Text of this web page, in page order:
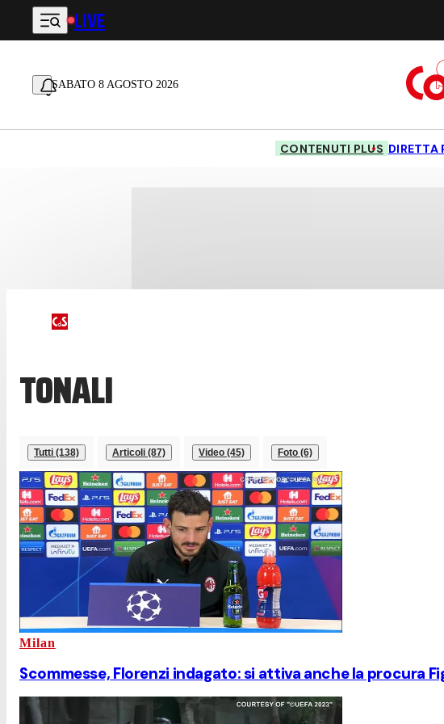
Vai al contenuto principale
LIVE
SABATO 8 AGOSTO 2026
CONTENUTI PLUS DIRETTA
TONALI
Tutti (138) Articoli (87) Video (45) Foto (6)
Milan
Scommesse, Florenzi indagato: si attiva anche la procura